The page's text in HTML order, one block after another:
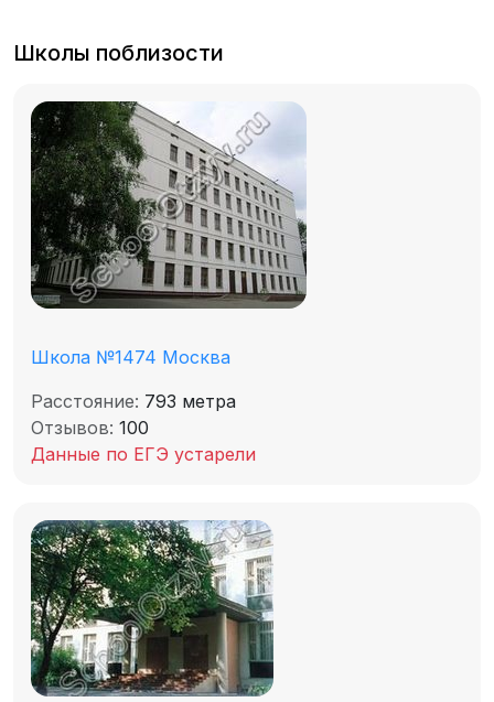
Школы поблизости
Школа №1474 Москва
Расстояние: 793 метра
Отзывов: 100
Данные по ЕГЭ устарели